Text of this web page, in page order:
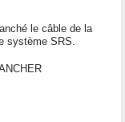
le câble de la
système SRS.